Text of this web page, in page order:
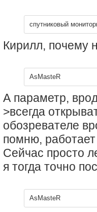
спутниковый
Кирилл, почему
AsMasteR
А параметр,
>всегда
обозревателе
помню,
Сейчас просто
я тогда точно
AsMasteR